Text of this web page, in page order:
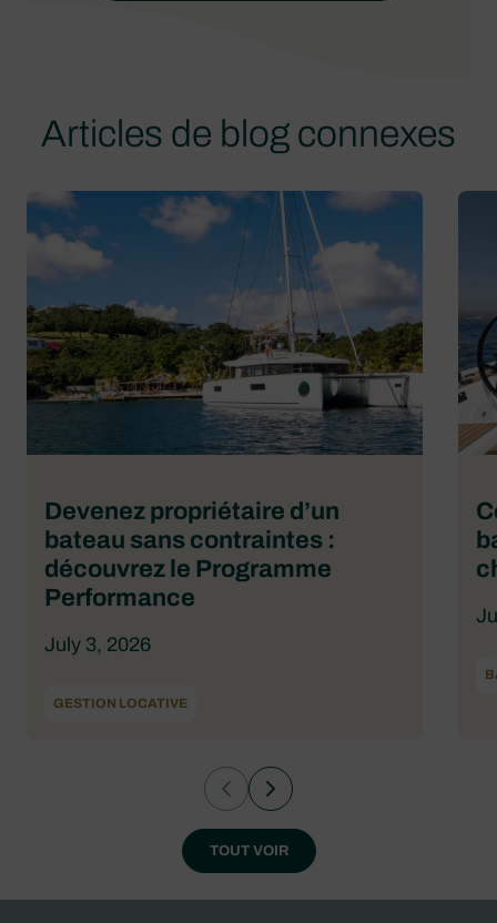
Articles de blog connexes
Devenez propriétaire d’un
bateau sans contraintes :
découvrez le Programme
Performance
July 3, 2026
GESTION LOCATIVE
TOUT VOIR